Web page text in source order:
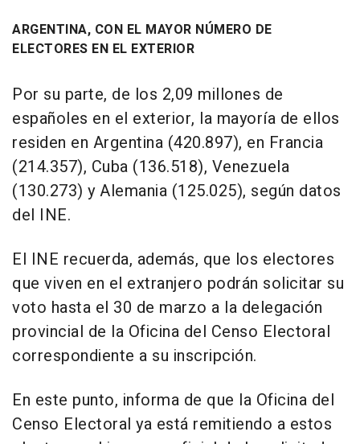
ARGENTINA, CON EL MAYOR NÚMERO DE
ELECTORES EN EL EXTERIOR
Por su parte, de los 2,09 millones de
españoles en el exterior, la mayoría de ellos
residen en Argentina (420.897), en Francia
(214.357), Cuba (136.518), Venezuela
(130.273) y Alemania (125.025), según datos
del INE.
El INE recuerda, además, que los electores
que viven en el extranjero podrán solicitar su
voto hasta el 30 de marzo a la delegación
provincial de la Oficina del Censo Electoral
correspondiente a su inscripción.
En este punto, informa de que la Oficina del
Censo Electoral ya está remitiendo a estos